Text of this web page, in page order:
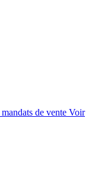
de vente Voir